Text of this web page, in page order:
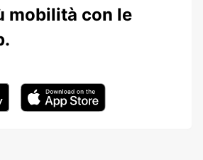
mobilità con le